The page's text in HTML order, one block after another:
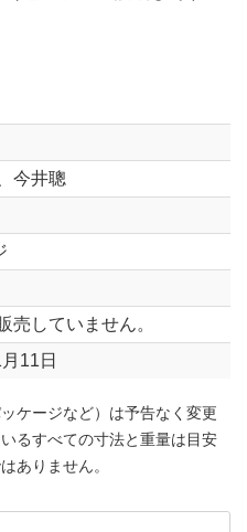
今井聰
売していません。
11日
ケージなど）は予告なく変更
るすべての寸法と重量は目安
ありません。